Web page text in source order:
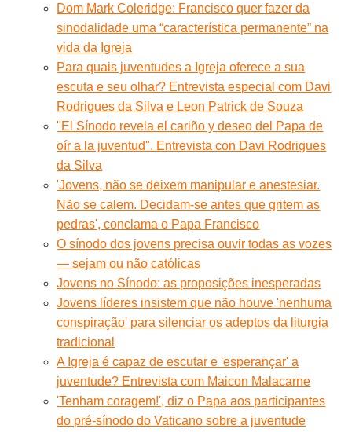
Dom Mark Coleridge: Francisco quer fazer da
sinodalidade uma “característica permanente” na
vida da Igreja
Para quais juventudes a Igreja oferece a sua
escuta e seu olhar? Entrevista especial com Davi
Rodrigues da Silva e Leon Patrick de Souza
"El Sínodo revela el cariño y deseo del Papa de
oír a la juventud". Entrevista con Davi Rodrigues
da Silva
'Jovens, não se deixem manipular e anestesiar.
Não se calem. Decidam-se antes que gritem as
pedras', conclama o Papa Francisco
O sínodo dos jovens precisa ouvir todas as vozes
— sejam ou não católicas
Jovens no Sínodo: as proposições inesperadas
Jovens líderes insistem que não houve 'nenhuma
conspiração' para silenciar os adeptos da liturgia
tradicional
A Igreja é capaz de escutar e 'esperançar' a
juventude? Entrevista com Maicon Malacarne
'Tenham coragem!', diz o Papa aos participantes
do pré-sínodo do Vaticano sobre a juventude